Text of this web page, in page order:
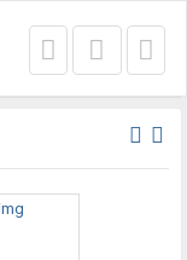
Left
bar
Main
menu
Right
menu
bar